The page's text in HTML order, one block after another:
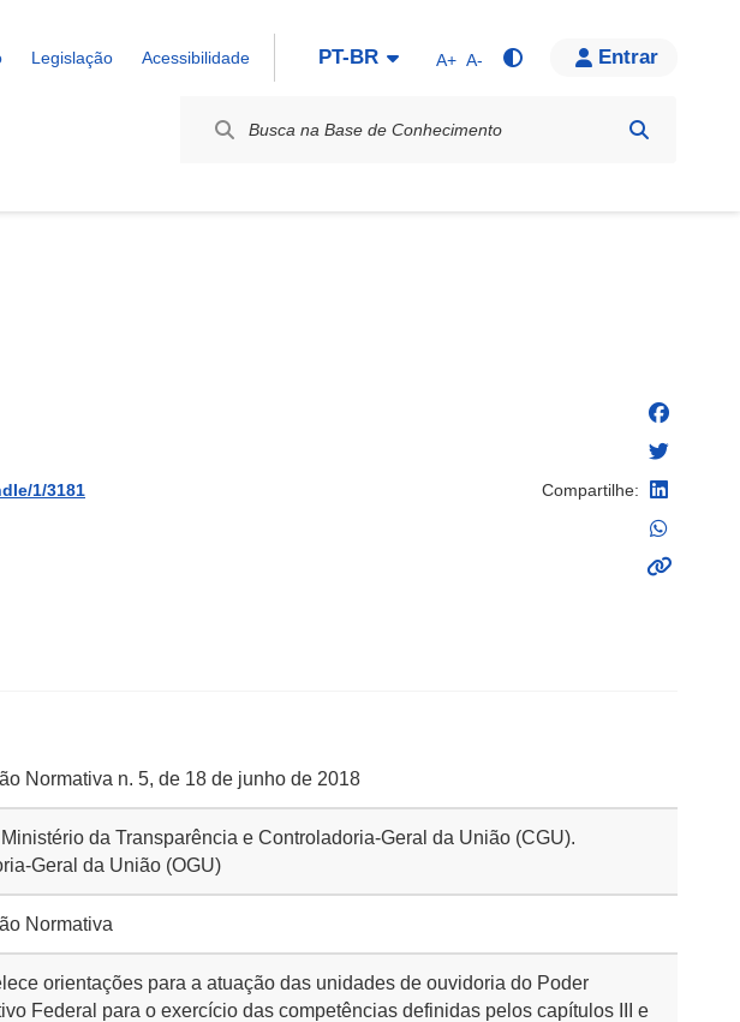
Legislação Acessibilidade PT-BR A+ A- Entrar
1/3181 Compartilhe:
Normativa n. 5, de 18 de junho de 2018
da Transparência e Controladoria-Geral da União (CGU).
Geral da União (OGU)
Normativa
orientações para a atuação das unidades de ouvidoria do Poder
Federal para o exercício das competências definidas pelos capítulos III e